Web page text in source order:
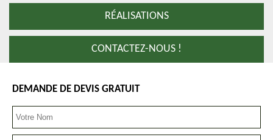
RÉALISATIONS
CONTACTEZ-NOUS !
DEMANDE DE DEVIS GRATUIT